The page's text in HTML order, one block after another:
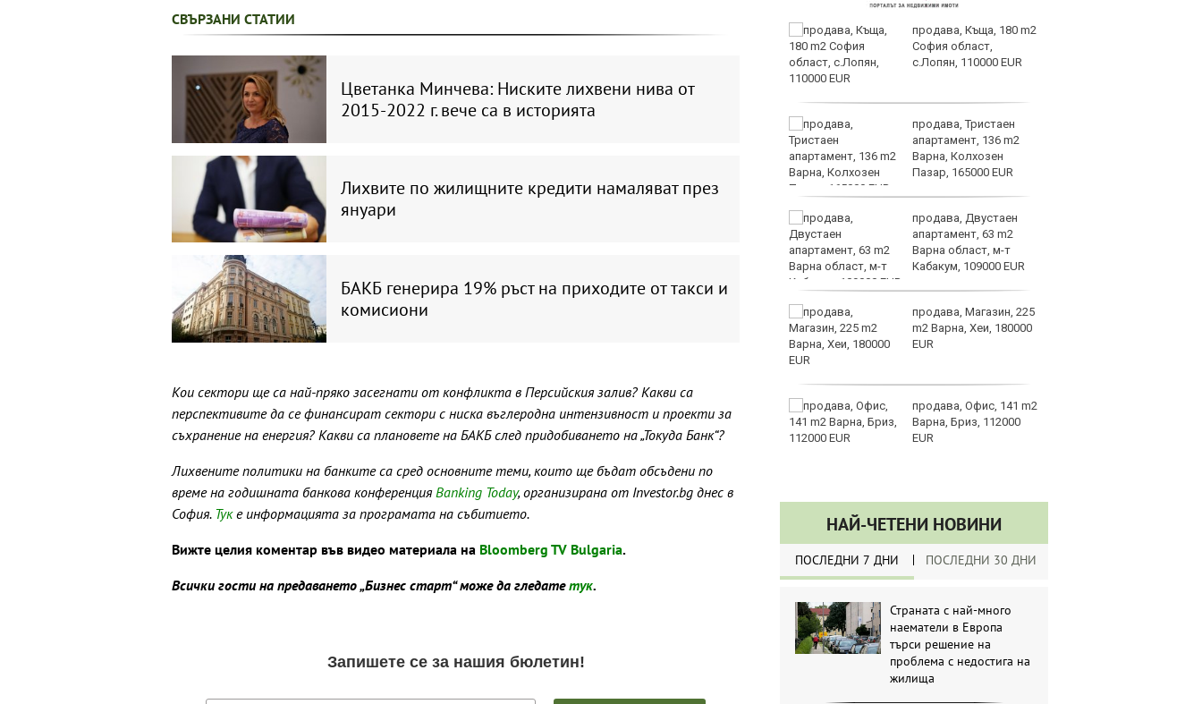
СВЪРЗАНИ СТАТИИ
Цветанка Минчева: Ниските лихвени нива от
2015-2022 г. вече са в историята
Лихвите по жилищните кредити намаляват през
януари
БАКБ генерира 19% ръст на приходите от такси и
комисиони
Кои сектори ще са най-пряко засегнати от конфликта в Персийския залив? Какви са
перспективите да се финансират сектори с ниска въглеродна интензивност и проекти за
съхранение на енергия? Какви са плановете на БАКБ след придобиването на „Токуда Банк“?
Лихвените политики на банките са сред основните теми, които ще бъдат обсъдени по
време на годишната банкова конференция Banking Today, организирана от Investor.bg днес в
София. Туке информацията за програмата на събитието.
Вижте целия коментар във видео материала на Bloomberg TV Bulgaria.
Всички гости на предаването „Бизнес старт“ може да гледатетук.
денонощна грижа за
възрастни хора и лица
продава, Къща, 180 m2
София област,
с.Лопян, 110000 EUR
продава, Тристаен
апартамент, 136 m2
Варна, Колхозен
Пазар, 165000 EUR
продава, Двустаен
апартамент, 63 m2
Варна област, м-т
Кабакум, 109000 EUR
продава, Магазин, 225
m2 Варна, Хеи, 180000
EUR
продава, Офис, 141 m2
Варна, Бриз, 112000
EUR
НАЙ-ЧЕТЕНИ НОВИНИ
ПОСЛЕДНИ 7 ДНИ ПОСЛЕДНИ 30 ДНИ
Страната с най-много
наематели в Европа
търси решение на
проблема с недостига на
жилища